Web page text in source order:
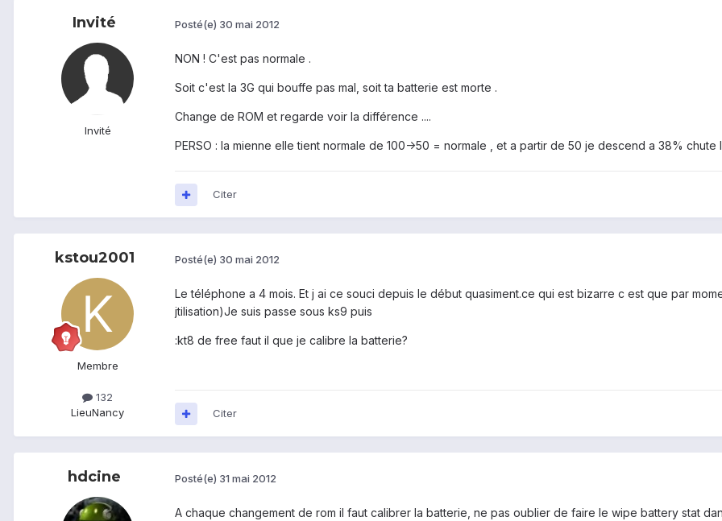
Invité
Invité
Posté(e) 30 mai 2012
NON ! C'est pas normale .
Soit c'est la 3G qui bouffe pas mal, soit ta batterie est morte .
Change de ROM et regarde voir la différence ....
PERSO : la mienne elle tient normale de 100->50 = normale , et a partir de 50 je descend a 38% chute
Citer
kstou2001
Membre
132
LieuNancy
Posté(e) 30 mai 2012
Le téléphone a 4 mois. Et j ai ce souci depuis le début quasiment.ce qui est bizarre c est que par
jtilisation)Je suis passe sous ks9 puis
:kt8 de free faut il que je calibre la batterie?
Citer
hdcine Posté(e) 31 mai 2012
A chaque changement de rom il faut calibrer la batterie, ne pas oublier de faire le wipe battery stat